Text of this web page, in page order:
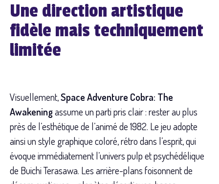
Une direction artistique
fidèle mais techniquement
limitée
Visuellement,Space Adventure Cobra: The
Awakeningassume un parti pris clair : rester au plus
près de l’esthétique de l’animé de 1982. Le jeu adopte
ainsi un style graphique coloré, rétro dans l’esprit, qui
évoque immédiatement l’univers pulp et psychédélique
de Buichi Terasawa. Les arrière-plans foisonnent de